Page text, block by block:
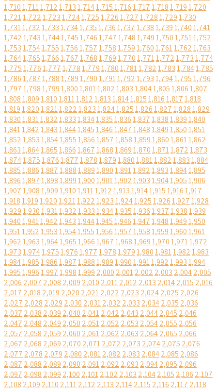
1,7101,7111,7121,7131,7141,7151,7161,7171,7181,7191,720
1,7211,7221,7231,7241,7251,7261,7271,7281,7291,730
1,7311,7321,7331,7341,7351,7361,7371,7381,7391,7401,741
1,7421,7431,7441,7451,7461,7471,7481,7491,7501,7511,752
1,7531,7541,7551,7561,7571,7581,7591,7601,7611,7621,763
1,7641,7651,7661,7671,7681,7691,7701,7711,7721,7731,774
1,7751,7761,7771,7781,7791,7801,7811,7821,7831,7841,785
1,7861,7871,7881,7891,7901,7911,7921,7931,7941,7951,796
1,7971,7981,7991,8001,8011,8021,8031,8041,8051,8061,807
1,8081,8091,8101,8111,8121,8131,8141,8151,8161,8171,818
1,8191,8201,8211,8221,8231,8241,8251,8261,8271,8281,829
1,8301,8311,8321,8331,8341,8351,8361,8371,8381,8391,840
1,8411,8421,8431,8441,8451,8461,8471,8481,8491,8501,851
1,8521,8531,8541,8551,8561,8571,8581,8591,8601,8611,862
1,8631,8641,8651,8661,8671,8681,8691,8701,8711,8721,873
1,8741,8751,8761,8771,8781,8791,8801,8811,8821,8831,884
1,8851,8861,8871,8881,8891,8901,8911,8921,8931,8941,895
1,8961,8971,8981,8991,9001,9011,9021,9031,9041,9051,906
1,9071,9081,9091,9101,9111,9121,9131,9141,9151,9161,917
1,9181,9191,9201,9211,9221,9231,9241,9251,9261,9271,928
1,9291,9301,9311,9321,9331,9341,9351,9361,9371,9381,939
1,9401,9411,9421,9431,9441,9451,9461,9471,9481,9491,950
1,9511,9521,9531,9541,9551,9561,9571,9581,9591,9601,961
1,9621,9631,9641,9651,9661,9671,9681,9691,9701,9711,972
1,9731,9741,9751,9761,9771,9781,9791,9801,9811,9821,983
1,9841,9851,9861,9871,9881,9891,9901,9911,9921,9931,994
1,9951,9961,9971,9981,999 2,000 2,0012,002 2,003 2,0042,005
2,006 2,007 2,008 2,009 2,010 2,0112,012 2,013 2,0142,015 2,016
2,017 2,018 2,019 2,020 2,0212,022 2,023 2,0242,025 2,026
2,027 2,028 2,029 2,030 2,0312,032 2,033 2,0342,035 2,036
2,037 2,038 2,039 2,040 2,0412,042 2,043 2,0442,045 2,046
2,047 2,048 2,049 2,050 2,0512,052 2,053 2,0542,055 2,056
2,057 2,058 2,059 2,060 2,0612,062 2,063 2,0642,065 2,066
2,067 2,068 2,069 2,070 2,0712,072 2,073 2,0742,075 2,076
2,077 2,078 2,079 2,080 2,0812,082 2,083 2,0842,085 2,086
2,087 2,088 2,089 2,090 2,0912,092 2,093 2,0942,095 2,096
2,097 2,098 2,099 2,100 2,1012,102 2,103 2,1042,105 2,106 2,107
2,108 2,109 2,110 2,1112,112 2,113 2,1142,115 2,116 2,117 2,118